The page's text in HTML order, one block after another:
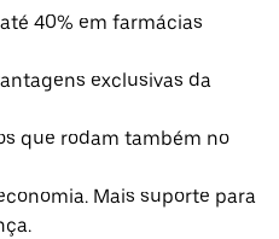
40% em farmácias
exclusivas da
que rodam também no
Mais suporte para